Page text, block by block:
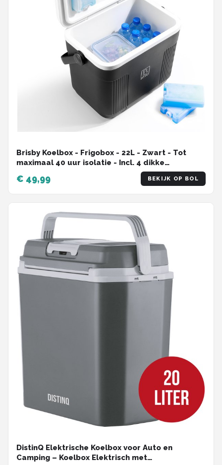
Brisby Koelbox - Frigobox - 22L - Zwart - Tot
maximaal 40 uur isolatie - Incl. 4 dikke
koelelementen van 450ml - Temperatuur veilige
sluiting - Nieuw ontwerp met koelelementen
vergrendeld in deksel
€ 49,99 BEKIJK OP BOL
DistinQ Elektrische Koelbox voor Auto en
Camping – Koelbox Elektrisch met